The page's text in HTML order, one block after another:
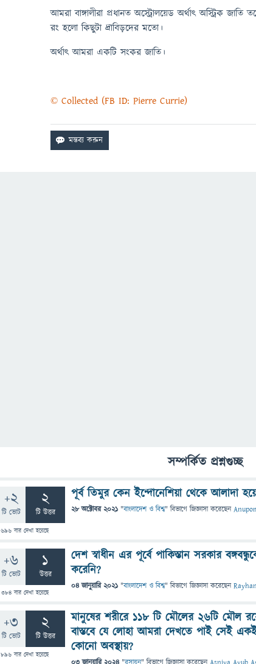
আমরা বাঙ্গালীরা প্রধানত অস্ট্রোলয়েড অর্থাৎ অস্ট্রিক
রং হলো কিছুটা দ্রাবিড়দের মতো।
অর্থাৎ আমরা একটি সংকর জাতি।
© Collected (FB ID:Pierre Currie)
সম্পর্কিত প্রশ্নগুচ্ছ
+2
টি ভোট
2
টি উত্তর
696 বার দেখা হয়েছে
পূর্ব তিমুর কেন ইন্দোনেশিয়া থেকে আলাদা
28 অক্টোবর 2021 "বাংলাদেশ ও বিশ্ব" বিভাগে জিজ্ঞাসাকরেছেন
+6
টি ভোট
1
উত্তর
384বার দেখা হয়েছে
দেশ স্বাধীন এর পূর্বে পাকিস্তান সরকার
করেনি?
04 জানুয়ারি 2021 "বাংলাদেশ ও বিশ্ব" বিভাগে জিজ্ঞাসাকরেছেন
+3
টি ভোট
2
টি উত্তর
896 বার দেখা হয়েছে
মানুষের শরীরে ১১৮ টি মৌলের ২৬টি মৌল
বাস্তবে যে লোহা আমরা দেখতে পাই সেই
কোনো অবস্থায়?